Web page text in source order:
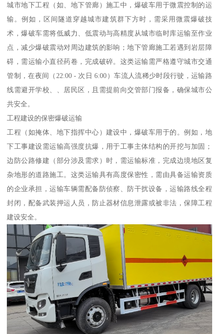
城市地下工程（如、地下管廊）施工中，爆破车用于微震控制的运
输。例如，区间隧道穿越城市建筑群下方时，需采用微震爆破技
术，爆破车需将低威力、低震动与高精度从城市临时库运输至作业
点，减少爆破震动对周边建筑的影响；地下管廊施工若遇到岩层障
碍，需运输小直径药卷，完成破碎。这类运输需严格遵守城市交通
管制，在夜间（22:00 - 次日 6:00）车流人流稀少时段行驶，运输路
线需避开学校、、居民区，且需提前向交管部门报备，确保城市公
共安全。​
工程建设的保密爆破运输​
工程（如掩体、地下指挥中心）建设中，爆破车用于的。例如，地
下工事建设需运输高强度抗爆，用于工事主体结构的开挖与加固；
边防公路修建（部分涉及需求）时，需运输标准，完成边境地区复
杂地形的道路施工。这类运输具有高度保密性，需由具备运输资质
的企业承担，运输车辆需配备防侦察、防干扰设备，运输路线全程
封闭，配备武装押运人员，防止器材信息泄露或被非法，保障工程
建设安全。​